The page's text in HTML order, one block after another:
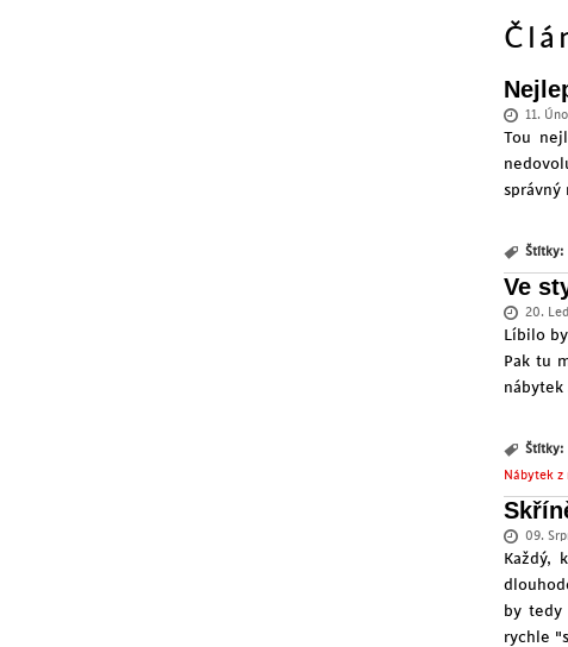
11.
Tou
správný
Štítky:
Ve
20.
Líbilo
Pak tu
nábytek
Štítky:
Nábytek z
09.
Každý,
by tedy
rychle